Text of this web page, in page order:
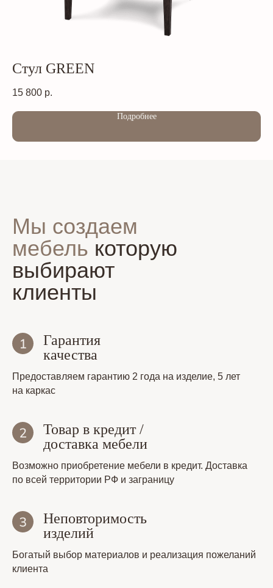
Стул GREEN
15 800 р.
Подробнее
Мы создаем
мебель которую
выбирают
клиенты
Гарантия
качества
Предоставляем гарантию 2 года на изделие, 5 лет
на каркас
Товар в кредит /
доставка мебели
Возможно приобретение мебели в кредит. Доставка
по всей территории РФ и заграницу
Неповторимость
изделий
Богатый выбор материалов и реализация пожеланий
клиента